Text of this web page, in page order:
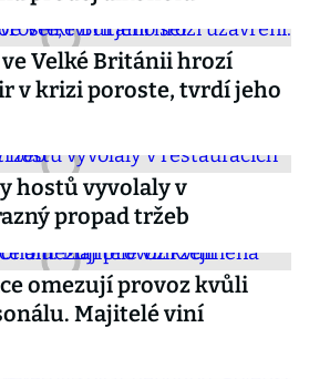
Velké Británii hrozí
v krizi poroste, tvrdí jeho
hostů vyvolaly v
propad tržeb
omezují provoz kvůli
Majitelé viní